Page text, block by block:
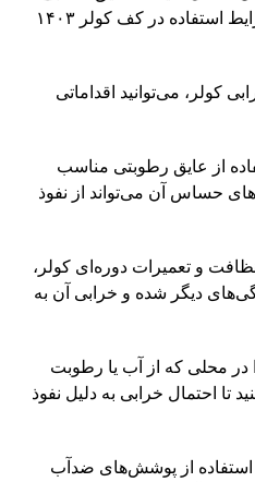
شما مناسب برای محیط و شرایط استفاده در کف کولر ۱۴۰۳
کولر، می‌توانید اقداماتی
از عایق رطوبتی مناسب
حساس آن می‌تواند از نفوذ
و تعمیرات دوره‌ای کولر،
دیگر شده و خرابی آن به
محلی که از آب یا رطوبت
تا احتمال خرابی به دلیل نفوذ
از پوشش‌های ضدآب